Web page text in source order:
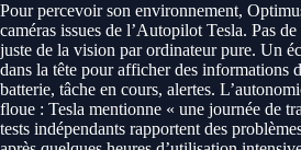
Pour percevoir son environnement,
caméras issues de l’Autopilot Tesla. Pas
juste de la vision par ordinateur pure. Un
dans la tête pour afficher des informations
batterie, tâche en cours, alertes.
floue : Tesla mentionne « une journée de
tests indépendants rapportent des